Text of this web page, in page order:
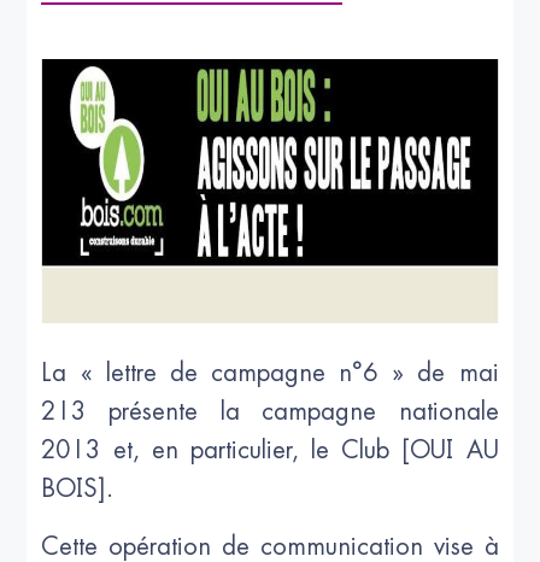
La « lettre de campagne n°6 » de mai
213 présente la campagne nationale
2013 et, en particulier, le Club [OUI AU
BOIS].
Cette opération de communication vise à